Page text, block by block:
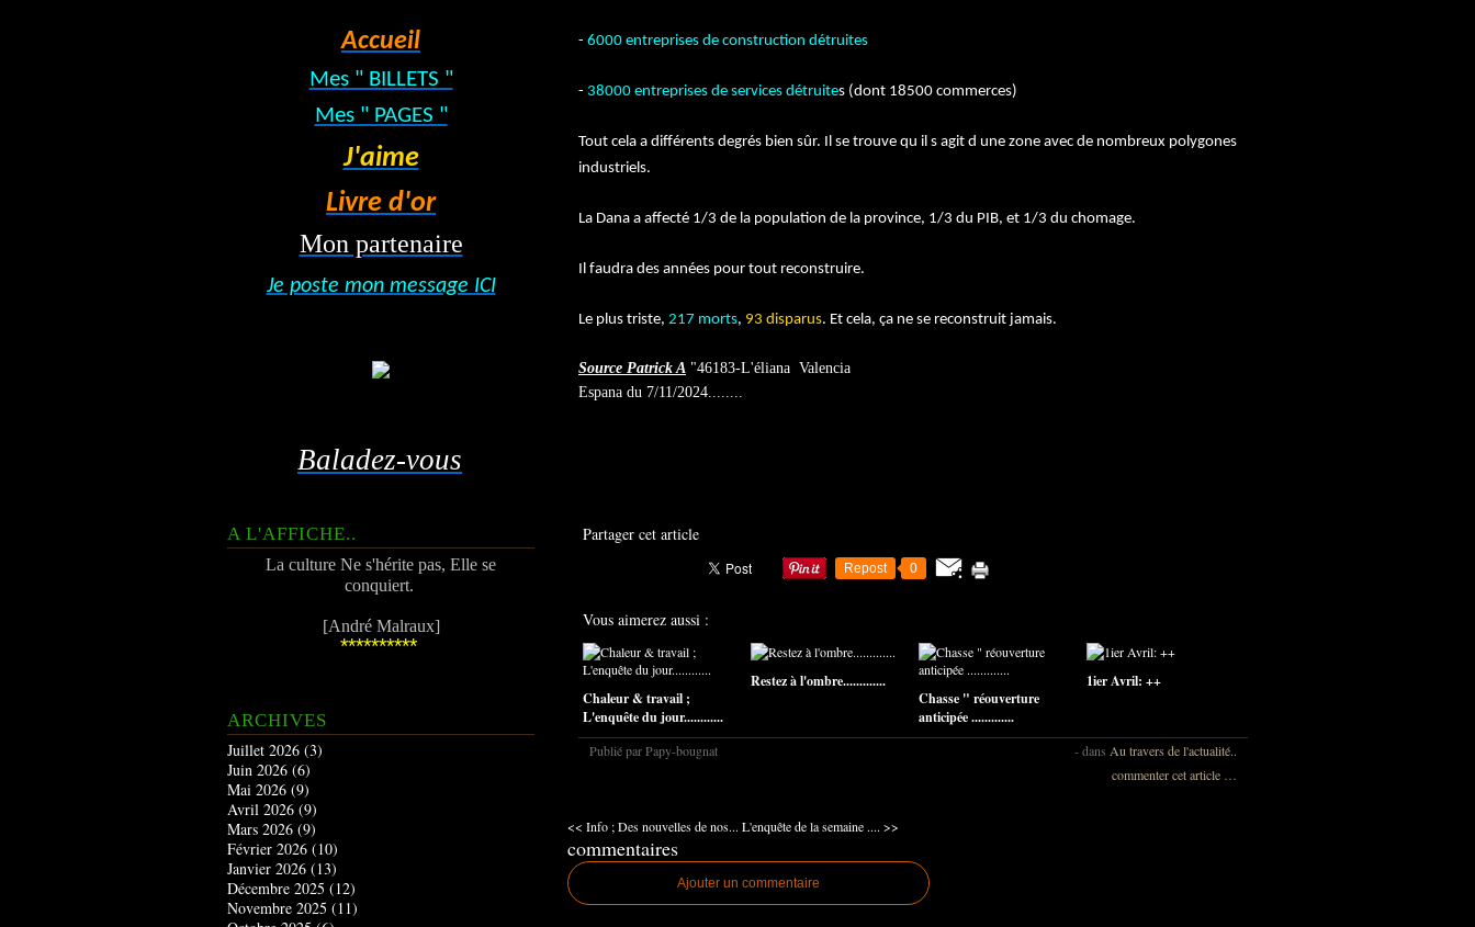
Accueil
Mes " BILLETS "
Mes " PAGES "
J'aime
Livre d'or
Mon partenaire
Je poste mon message ICI
Baladez-vous
A L'AFFICHE..
La culture Ne s'hérite pas, Elle se
conquiert.
[André Malraux]
**********
ARCHIVES
Juillet 2026 (3)
Juin 2026 (6)
Mai 2026 (9)
Avril 2026 (9)
Mars 2026 (9)
Février 2026 (10)
Janvier 2026 (13)
Décembre 2025 (12)
Novembre 2025 (11)
- 6000 entreprises de construction détruites
- 38000 entreprises de services détruites (dont 18500 commerces)
Tout cela a différents degrés bien sûr. Il se trouve qu il s agit d une zone avec de nombreux polygones
industriels.
La Dana a affecté 1/3 de la population de la province, 1/3 du PIB, et 1/3 du chomage.
Il faudra des années pour tout reconstruire.
Le plus triste, 217 morts, 93 disparus. Et cela, ça ne se reconstruit jamais.
Source Patrick A "46183-L'éliana Valencia
Espana du 7/11/2024........
Partager cet article
Repost 0
Vous aimerez aussi :
Chaleur & travail ;
L'enquête du jour............
Restez à l'ombre.............
Chasse " réouverture
anticipée .............
1ier Avril: ++
Publié par Papy-bougnat -dans Au travers de l'actualité..
commenter cet article
<< Info ; Des nouvelles de nos... L'enquête de la semaine .... >>
commentaires
Ajouter un commentaire